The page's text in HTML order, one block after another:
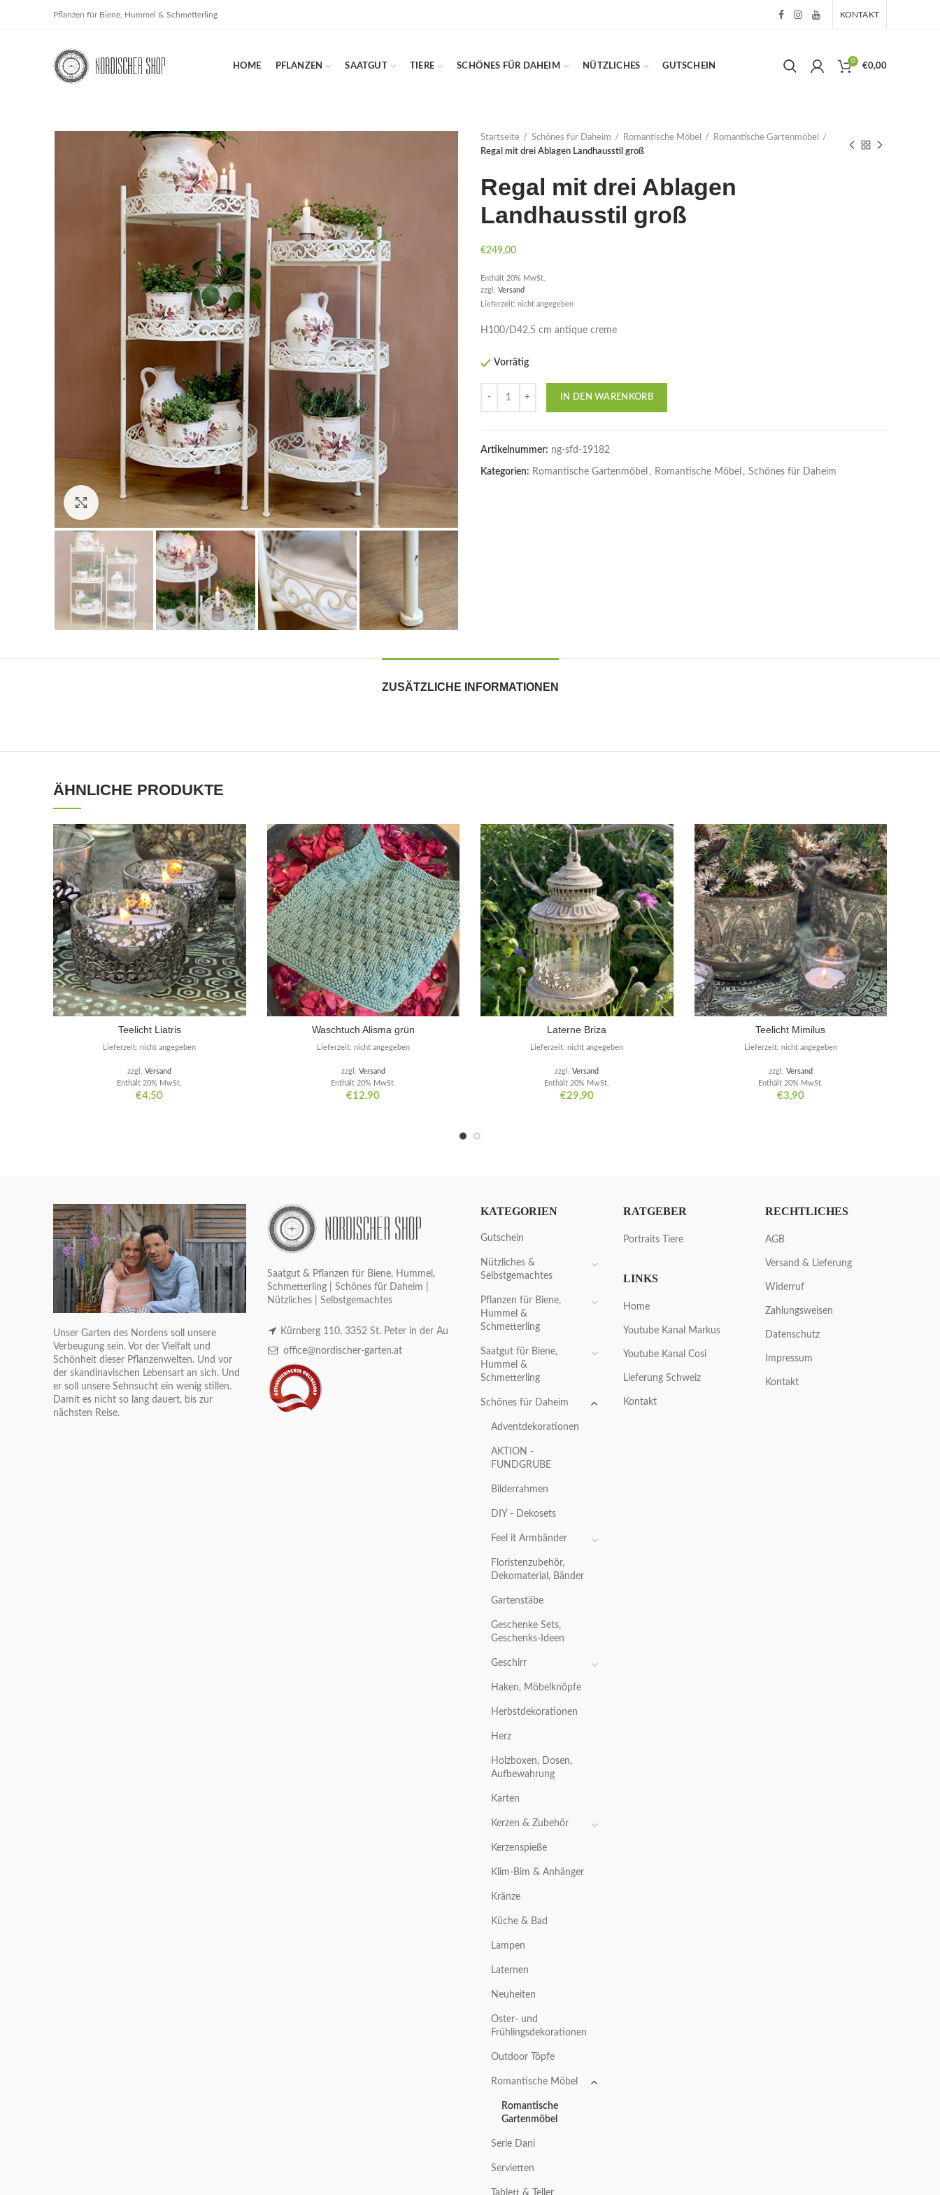
Pflanzen für Biene, Hummel & Schmetterling KONTAKT
HOME PFLANZEN SAATGUT TIERE SCHÖNES FÜR DAHEIM NÜTZLICHES GUTSCHEIN
0
€0,00
Click to enlarge
Startseite Schönes für Daheim Romantische Möbel
Romantische Gartenmöbel
Regal mit drei Ablagen Landhausstil groß
Regal mit drei Ablagen
Landhausstil groß
€249,00
Enthält 20% MwSt.
zzgl. Versand
Lieferzeit: nicht angegeben
H100/D42,5 cm antique creme
Vorrätig
IN DEN WARENKORB
Artikelnummer: ng-sfd-19182
Kategorien: Romantische Gartenmöbel , Romantische Möbel , Schönes für Daheim
ZUSÄTZLICHE INFORMATIONEN
ÄHNLICHE PRODUKTE
Teelicht Liatris
€4,50
Enthält 20% MwSt.
zzgl.Versand
Lieferzeit: nicht angegeben
Waschtuch Alisma grün
€12,90
Enthält 20% MwSt.
zzgl. Versand
Lieferzeit: nicht angegeben
Laterne Briza
€29,90
Enthält 20% MwSt.
zzgl.Versand
Lieferzeit: nicht angegeben
Teelicht Mimilus
€3,90
Enthält 20% MwSt.
zzgl. Versand
Lieferzeit: nicht angegeben
Unser Garten des Nordens soll unsere
Verbeugung sein. Vor der Vielfalt und
Schönheit dieser Pflanzenwelten. Und vor
der skandinavischen Lebensart an sich. Und
er soll unsere Sehnsucht ein wenig stillen.
Damit es nicht so lang dauert, bis zur
nächsten Reise.
Saatgut & Pflanzen für Biene, Hummel,
Schmetterling | Schönes für Daheim |
Nützliches | Selbstgemachtes
Kürnberg 110, 3352 St. Peter in der Au
office@nordischer-garten.at
KATEGORIEN
Gutschein
Nützliches &
Selbstgemachtes
Pflanzen für Biene,
Hummel &
Schmetterling
Saatgut für Biene,
Hummel &
Schmetterling
Schönes für Daheim
Adventdekorationen
AKTION -
FUNDGRUBE
Bilderrahmen
DIY - Dekosets
Feel it Armbänder
Floristenzubehör,
Dekomaterial, Bänder
Gartenstäbe
Geschenke Sets,
Geschenks-Ideen
Geschirr
Haken, Möbelknöpfe
Herbstdekorationen
Herz
Holzboxen, Dosen,
Aufbewahrung
Karten
Kerzen & Zubehör
Kerzenspieße
Klim-Bim & Anhänger
Kränze
Küche & Bad
Lampen
Laternen
Neuheiten
Oster- und
Frühlingsdekorationen
Outdoor Töpfe
Romantische Möbel
Romantische
Gartenmöbel
Serie Dani
Servietten
RATGEBER
Portraits Tiere
LINKS
Home
Youtube Kanal Markus
Youtube Kanal Cosi
Lieferung Schweiz
Kontakt
RECHTLICHES
AGB
Versand & Lieferung
Widerruf
Zahlungsweisen
Datenschutz
Impressum
Kontakt